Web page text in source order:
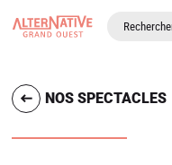
NOS SPECTACLES